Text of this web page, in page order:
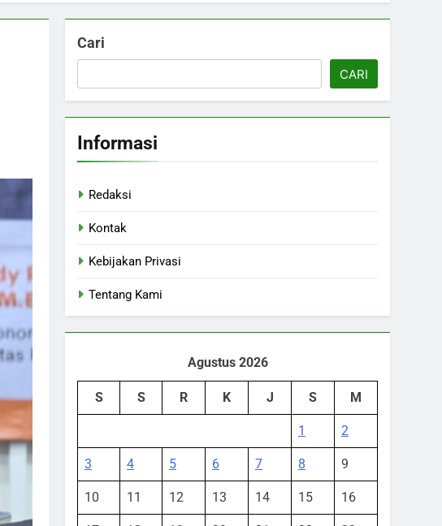
Cari
CARI
Informasi
Redaksi
Kontak
Kebijakan Privasi
Tentang Kami
Agustus 2026
S S R K J S M
1 2
3 4 5 6 7 8 9
10 11 12 13 14 15 16